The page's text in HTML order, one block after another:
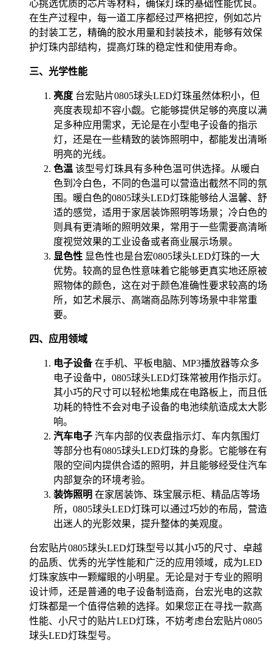
心挑选优质的芯片等材料，确保灯珠的基础性能优良。
在生产过程中，每一道工序都经过严格把控，例如芯片
的封装工艺，精确的胶水用量和封装技术，能够有效保
护灯珠内部结构，提高灯珠的稳定性和使用寿命。
三、光学性能
亮度 台宏贴片0805球头LED灯珠虽然体积小，但
亮度表现却不容小觑。它能够提供足够的亮度以满
足多种应用需求，无论是在小型电子设备的指示
灯，还是在一些精致的装饰照明中，都能发出清晰
明亮的光线。
色温 该型号灯珠具有多种色温可供选择。从暖白
色到冷白色，不同的色温可以营造出截然不同的氛
围。暖白色的0805球头LED灯珠能够给人温馨、舒
适的感觉，适用于家居装饰照明等场景；冷白色的
则具有更清晰的照明效果，常用于一些需要高清晰
度视觉效果的工业设备或者商业展示场景。
显色性 显色性也是台宏0805球头LED灯珠的一大
优势。较高的显色性意味着它能够更真实地还原被
照物体的颜色，这在对于颜色准确性要求较高的场
所，如艺术展示、高端商品陈列等场景中非常重
要。
四、应用领域
电子设备在手机、平板电脑、MP3播放器等众多
电子设备中，0805球头LED灯珠常被用作指示灯。
其小巧的尺寸可以轻松地集成在电路板上，而且低
功耗的特性不会对电子设备的电池续航造成太大影
响。
汽车电子 汽车内部的仪表盘指示灯、车内氛围灯
等部分也有0805球头LED灯珠的身影。它能够在有
限的空间内提供合适的照明，并且能够经受住汽车
内部复杂的环境考验。
装饰照明 在家居装饰、珠宝展示柜、精品店等场
所，0805球头LED灯珠可以通过巧妙的布局，营造
出迷人的光影效果，提升整体的美观度。
台宏贴片0805球头LED灯珠型号以其小巧的尺寸、卓越
的品质、优秀的光学性能和广泛的应用领域，成为LED
灯珠家族中一颗耀眼的小明星。无论是对于专业的照明
设计师，还是普通的电子设备制造商，台宏光电的这款
灯珠都是一个值得信赖的选择。如果您正在寻找一款高
性能、小尺寸的贴片LED灯珠，不妨考虑台宏贴片0805
球头LED灯珠型号。